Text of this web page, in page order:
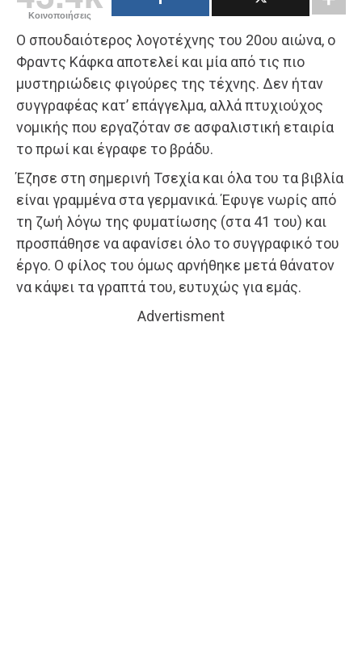
Κοινοποιήσεις
Ο σπουδαιότερος λογοτέχνης του 20ου αιώνα, ο
Φραντς Κάφκα αποτελεί και μία από τις πιο
μυστηριώδεις φιγούρες της τέχνης. Δεν ήταν
συγγραφέας κατ’ επάγγελμα, αλλά πτυχιούχος
νομικής που εργαζόταν σε ασφαλιστική εταιρία
το πρωί και έγραφε το βράδυ.
Έζησε στη σημερινή Τσεχία και όλα του τα βιβλία
είναι γραμμένα στα γερμανικά. Έφυγε νωρίς από
τη ζωή λόγω της φυματίωσης (στα 41 του) και
προσπάθησε να αφανίσει όλο το συγγραφικό του
έργο. Ο φίλος του όμως αρνήθηκε μετά θάνατον
να κάψει τα γραπτά του, ευτυχώς για εμάς.
Advertisment